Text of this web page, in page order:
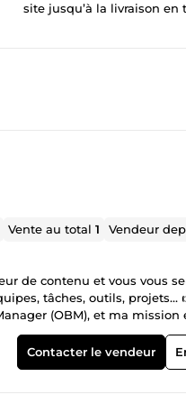
site jusqu’à la livraison en
Vente au total1 Vendeur
de contenu et vous vous
tâches, outils,
(OBM), et ma
vos projets avec
automatisations,
et efficaces (Notion,
Contacter le vendeur